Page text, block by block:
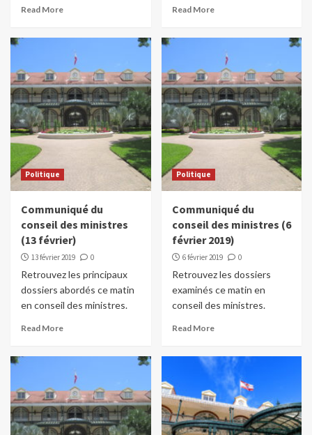
Read More Read More
Politique
Communiqué du
conseil des ministres
(13 février)
13 février 2019 0
Retrouvez les principaux
dossiers abordés ce matin
en conseil des ministres.
Read More
Politique
Communiqué du
conseil des ministres (6
février 2019)
6 février 2019 0
Retrouvez les dossiers
examinés ce matin en
conseil des ministres.
Read More